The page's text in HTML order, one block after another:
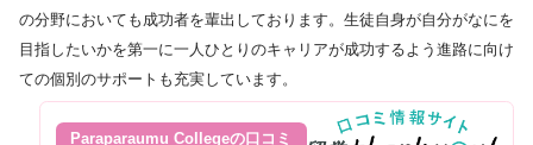
の分野においても成功者を輩出しております。生徒自身が自分がなにを
目指したいかを第一に一人ひとりのキャリアが成功するよう進路に向け
ての個別のサポートも充実しています。
Paraparaumu Collegeの口コミ